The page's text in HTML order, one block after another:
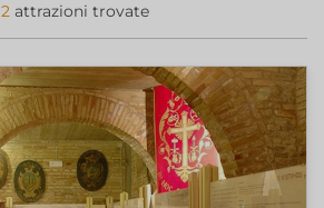
2attrazioni trovate